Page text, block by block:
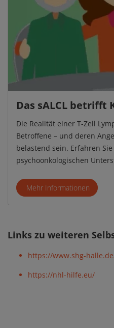
Das sALCL betrifft
Die Realität einer T-Zell
Betroffene – und deren
belastend sein. Erfahren
psychoonkologischen
Mehr Informationen
Links zu weiteren
https://www.shg-
https://nhl-hilfe.eu/